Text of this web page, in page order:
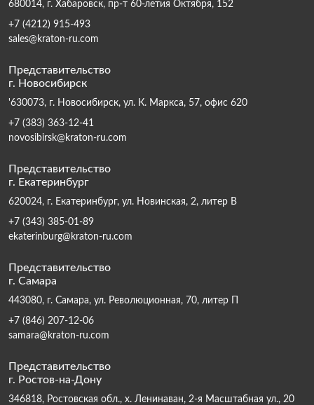
680014, г. Хабаровск, пр-т 60-летия Октября, 152
+7 (4212) 915-493
sales@kraton-ru.com
Представительство
г. Новосибирск
'630073, г. Новосибирск, ул. К. Маркса, 57, офис 620
+7 (383) 363-12-41
novosibirsk@kraton-ru.com
Представительство
г. Екатеринбург
620024, г. Екатеринбург, ул. Новинская, 2, литер В
+7 (343) 385-01-89
ekaterinburg@kraton-ru.com
Представительство
г. Самара
443080, г. Самара, ул. Революционная, 70, литер П
+7 (846) 207-12-06
samara@kraton-ru.com
Представительство
г. Ростов-на-Дону
346818, Ростовская обл., х. Ленинаван, 2-я Масштабная ул., 20